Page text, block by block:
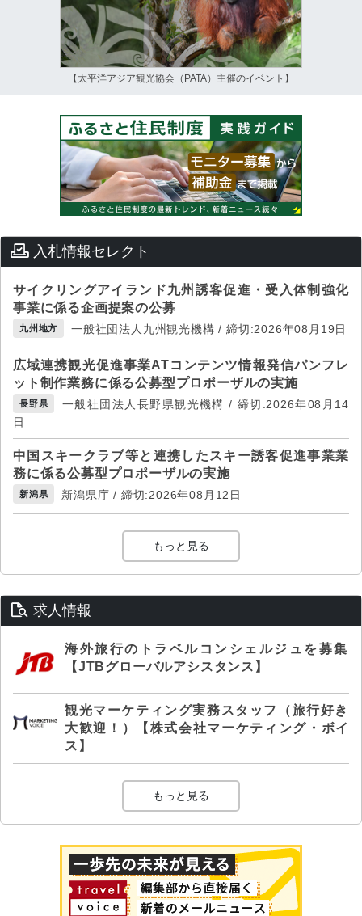
【太平洋アジア観光協会（PATA）主催のイベント】
入札情報セレクト
サイクリングアイランド九州誘客促進・受入体制強化
事業に係る企画提案の公募
九州地方 一般社団法人九州観光機構 / 締切:2026年08月19日
広域連携観光促進事業ATコンテンツ情報発信パンフレ
ット制作業務に係る公募型プロポーザルの実施
長野県
一般社団法人長野県観光機構 / 締切:2026年08月14
日
中国スキークラブ等と連携したスキー誘客促進事業業
務に係る公募型プロポーザルの実施
新潟県 新潟県庁 / 締切:2026年08月12日
もっと見る
求人情報
海外旅行のトラベルコンシェルジュを募集
【JTBグローバルアシスタンス】
観光マーケティング実務スタッフ（旅行好き
大歓迎！）【株式会社マーケティング・ボイ
ス】
もっと見る